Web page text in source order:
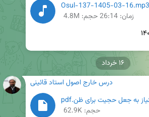
زمان: 26:14حجم: 4.8M
درس خارج اصول استاد قائینی
حجم: 62.9K
۱۶ خرداد